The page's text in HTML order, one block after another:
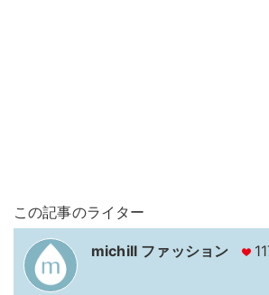
この記事のライター
michill ファッション